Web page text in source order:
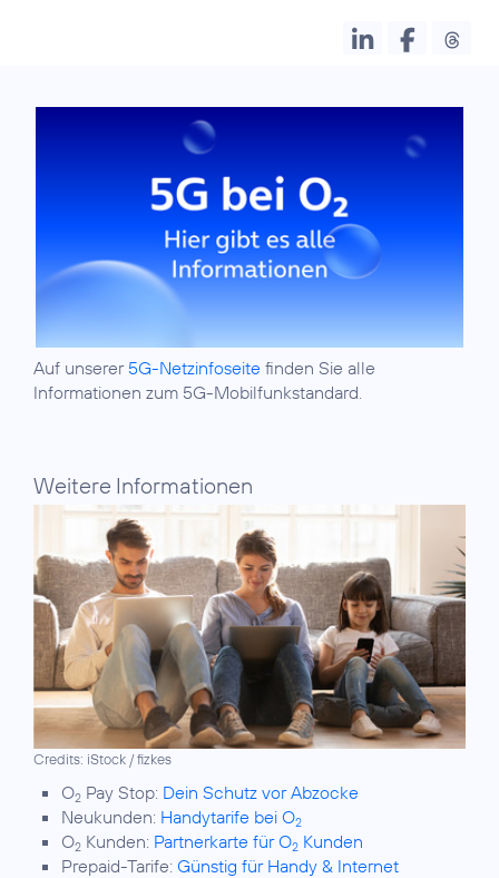
Auf unserer 5G-Netzinfoseite finden Sie alle
Informationen zum 5G-Mobilfunkstandard.
Weitere Informationen
Credits: iStock / fizkes
O2 Pay Stop: Dein Schutz vor Abzocke
Neukunden: Handytarife bei O2
O2 Kunden: Partnerkarte für O2 Kunden
Prepaid-Tarife: Günstig für Handy & Internet